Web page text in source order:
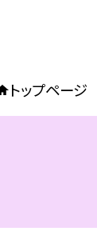
トップページ